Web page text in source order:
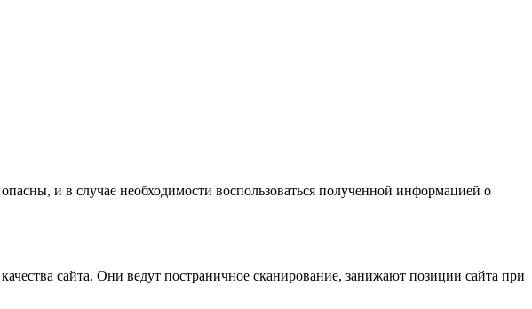
и в случае необходимости воспользоваться полученной информацией о
сайта. Они ведут постраничное сканирование, занижают позиции сайта при